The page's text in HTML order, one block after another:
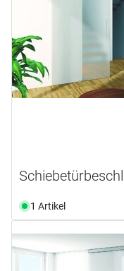
1 Artikel